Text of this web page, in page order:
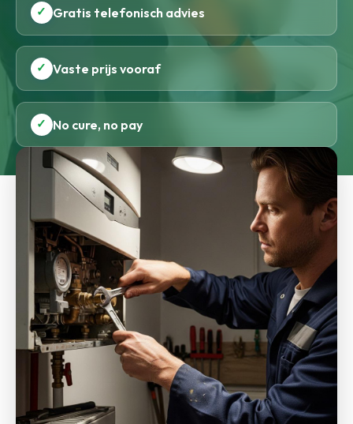
✓ Gratis telefonisch advies
✓ Vaste prijs vooraf
✓ No cure, no pay